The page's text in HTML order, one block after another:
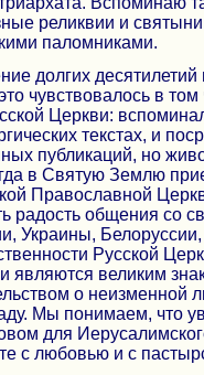
реликвии и
паломниками.
долгих
чувствовалось в
Церкви:
текстах, и
публикаций, но
в Святую Землю
Православной
радость общения со
Украины,
Русской
являются великим
о неизменной
Мы понимаем, что
для
с любовью и с